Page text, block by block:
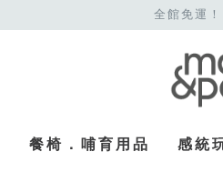
全館免運！
餐椅．哺育用品 感統